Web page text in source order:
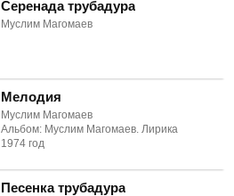
Серенада трубадура
Муслим Магомаев
Мелодия
Муслим Магомаев
Альбом: Муслим Магомаев. Лирика
1974 год
Песенка трубадура